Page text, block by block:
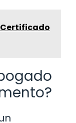
Certificado